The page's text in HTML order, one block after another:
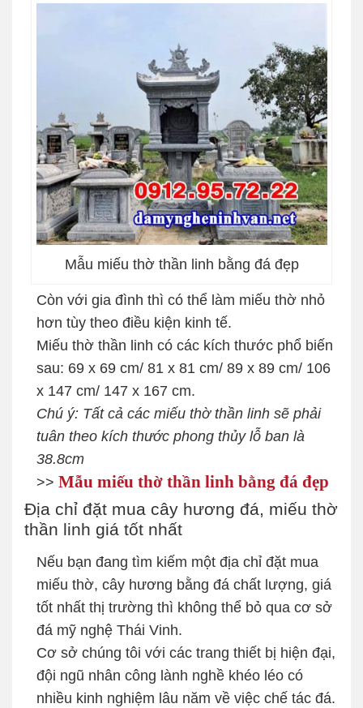
Mẫu miếu thờ thần linh bằng đá đẹp
Còn với gia đình thì có thể làm miếu thờ nhỏ
hơn tùy theo điều kiện kinh tế.
Miếu thờ thần linh có các kích thước phổ biến
sau: 69 x 69 cm/ 81 x 81 cm/ 89 x 89 cm/ 106
x 147 cm/ 147 x 167 cm.
Chú ý: Tất cả các miếu thờ thần linh sẽ phải
tuân theo kích thước phong thủy lỗ ban là
38.8cm
>> Mẫu miếu thờ thần linh bằng đá đẹp
Địa chỉ đặt mua cây hương đá, miếu thờ
thần linh giá tốt nhất
Nếu bạn đang tìm kiếm một địa chỉ đặt mua
miếu thờ, cây hương bằng đá chất lượng, giá
tốt nhất thị trường thì không thể bỏ qua cơ sở
đá mỹ nghệ Thái Vinh.
Cơ sở chúng tôi với các trang thiết bị hiện đại,
đội ngũ nhân công lành nghề khéo léo có
nhiều kinh nghiệm lâu năm về việc chế tác đá.